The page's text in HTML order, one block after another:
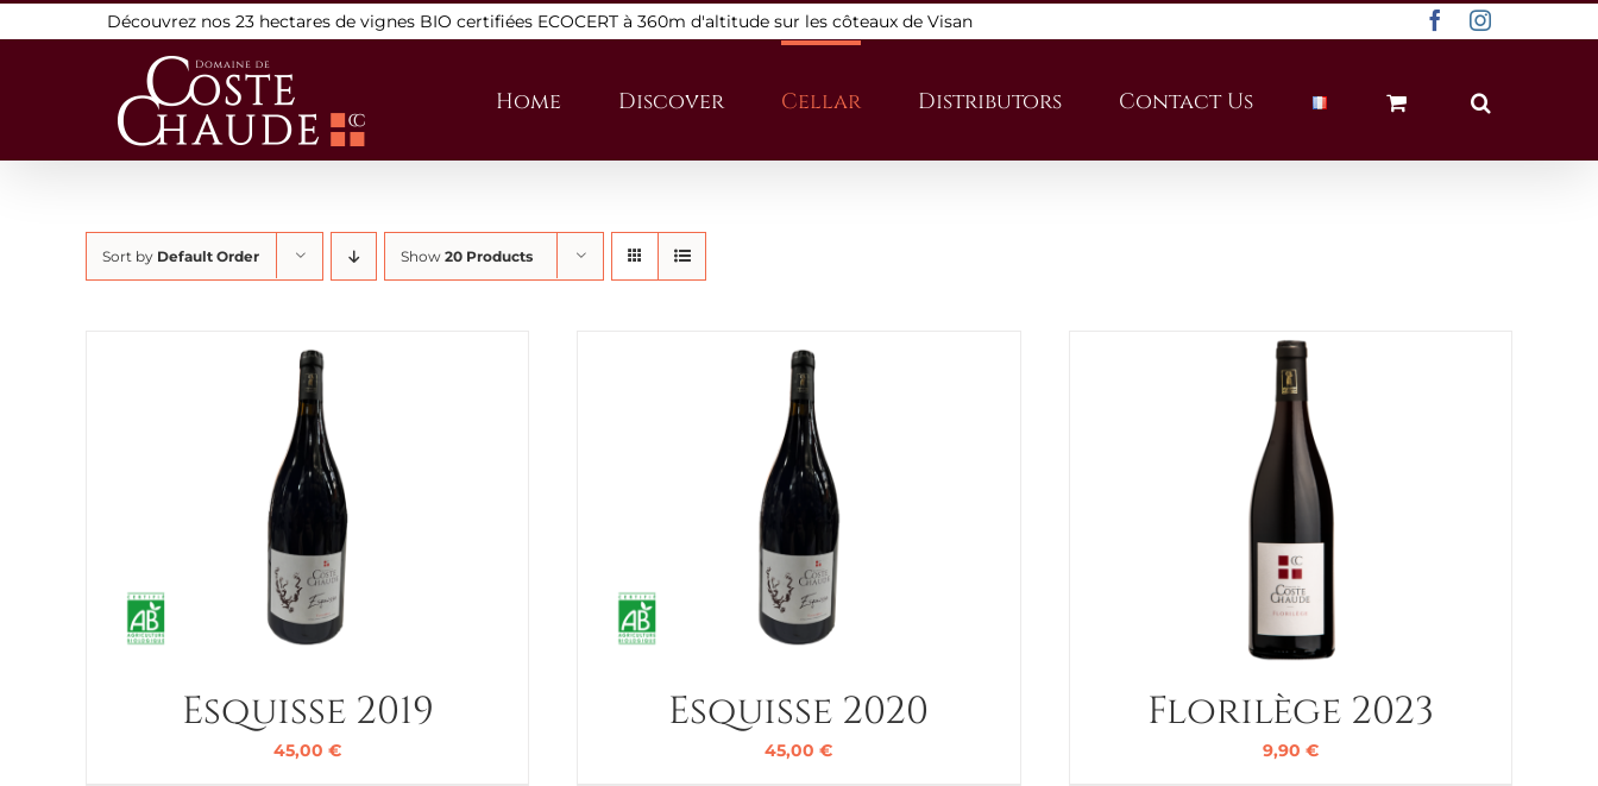
to
Découvrez nos 23 hectares de vignes BIO certifiées ECOCERT à 360m d'altitude sur les côteaux de Visan FacebookInstagram
Home Discover Cellar Distributors Contact Us
Sort by Default Order Show 20 Products
Esquisse 2019
45,00 €
Esquisse 2020
45,00 €
Florilège 2023
9,90 €